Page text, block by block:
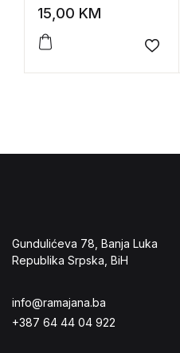
Propisi o ukupnom
15,00 KM
Add
Gundulićeva 78, Banja Luka
Republika Srpska, BiH
info@ramajana.ba
+387 64 44 04 922